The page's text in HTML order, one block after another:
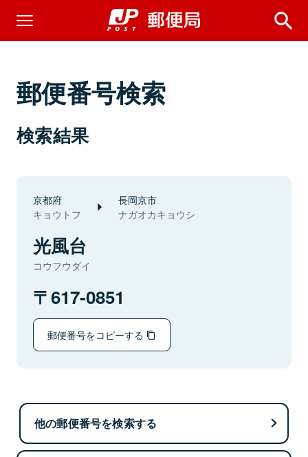
郵便番号検索
検索結果
京都府
キョウトフ
長岡京市
ナガオカキョウシ
光風台
コウフウダイ
617-0851
郵便番号をコピーする
他の郵便番号を検索する